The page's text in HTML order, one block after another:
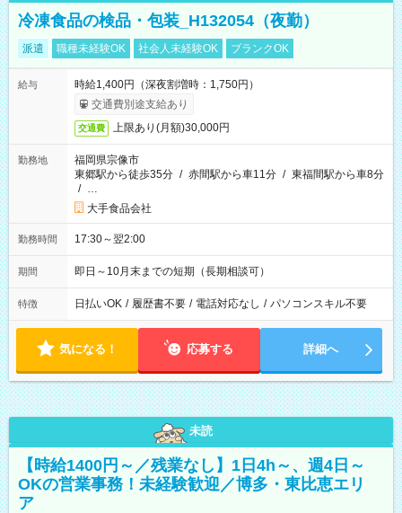
冷凍食品の検品・包装_H132054（夜勤）
派遣 職種未経験OK 社会人未経験OK ブランクOK
給与
時給1,400円（深夜割増時：1,750円）
交通費別途支給あり
交通費 上限あり(月額)30,000円
勤務地
福岡県宗像市
東郷駅から徒歩35分 / 赤間駅から車11分 / 東福間駅から車8分
/ …
大手食品会社
勤務時間 17:30～翌2:00
期間 即日～10月末までの短期（長期相談可）
特徴 日払いOK / 履歴書不要 / 電話対応なし / パソコンスキル不要
気になる！ 応募する 詳細へ
未読
【時給1400円～／残業なし】1日4h～、週4日～
OKの営業事務！未経験歓迎／博多・東比恵エリ
ア